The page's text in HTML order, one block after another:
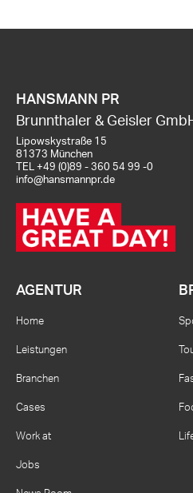
HANSMANN PR
Brunnthaler & Geisler
Lipowskystraße 15
81373 München
TEL +49 (0)89 - 360 54 99 -0
info@hansmannpr.de
AGENTUR
Home
Leistungen
Branchen
Cases
Work at
Jobs